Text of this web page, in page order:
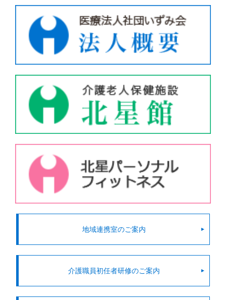
地域連携室のご案内
介護職員初任者研修のご案内